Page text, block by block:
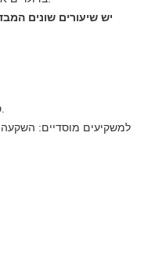
יש שיעורים שונים